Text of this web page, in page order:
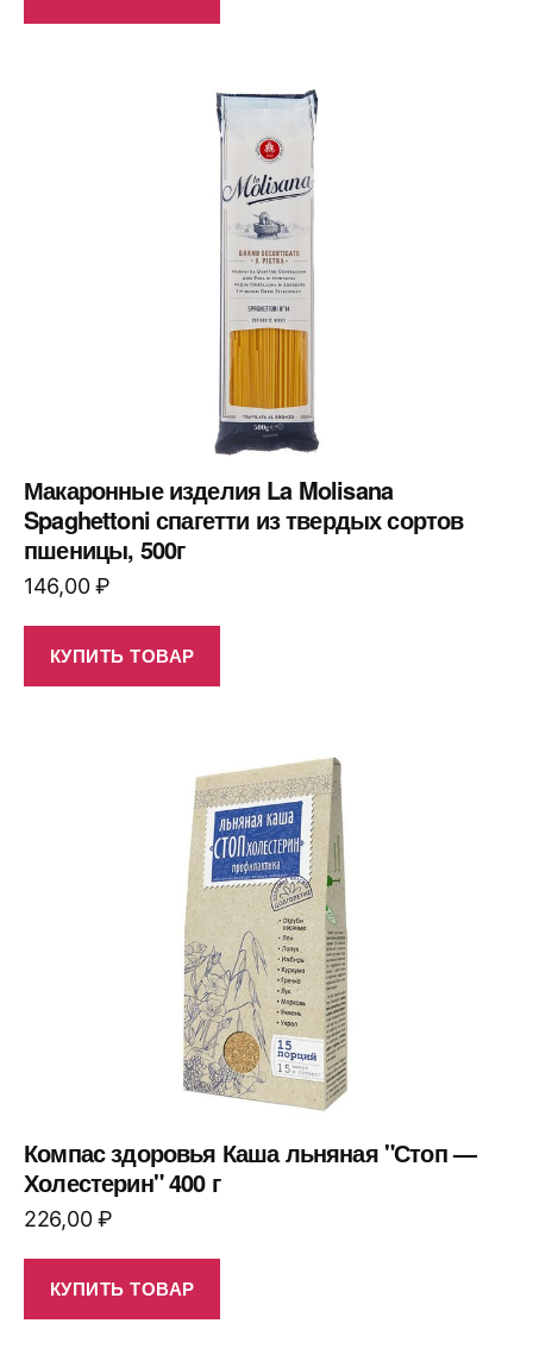
Макаронные изделия La Molisana
Spaghettoni спагетти из твердых сортов
пшеницы, 500г
146,00₽
КУПИТЬ ТОВАР
Компас здоровья Каша льняная "Стоп —
Холестерин" 400 г
226,00₽
КУПИТЬ ТОВАР